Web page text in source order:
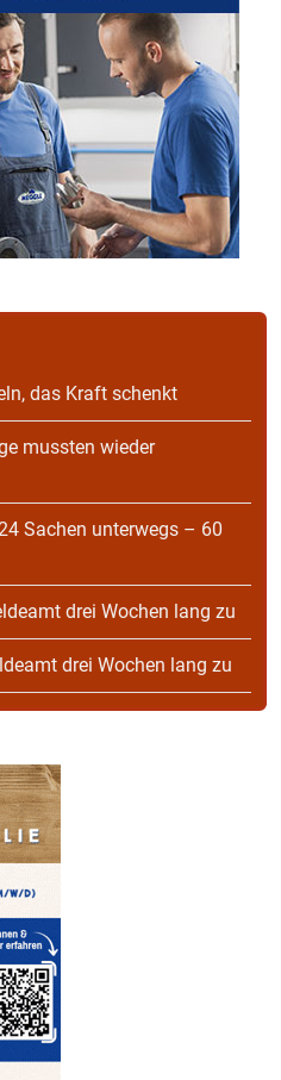
das Kraft schenkt
mussten wieder
Sachen unterwegs – 60
drei Wochen lang zu
drei Wochen lang zu